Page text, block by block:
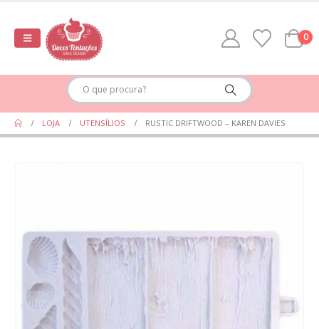
0
LOJA UTENSÍLIOS RUSTIC DRIFTWOOD – KAREN DAVIES